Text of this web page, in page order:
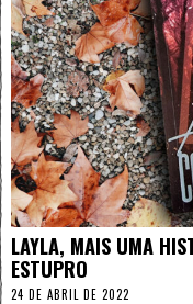
LAYLA, MAIS UMA
ESTUPRO
24 DE ABRIL DE 2022